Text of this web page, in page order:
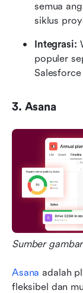
semua
siklus
Integrasi:
populer
3. Asana
Sumber
Asana adalah
fleksibel dan